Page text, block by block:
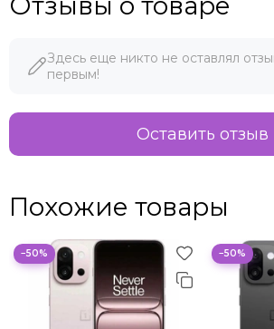
Здесь еще никто не оставлял
первым!
Оставить отзыв
Похожие товары
−50% −50%